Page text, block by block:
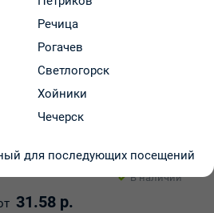
о 500мг упаковка №10
A.S.
В наличии
31.58 р.
Речица
Рогачев
Светлогорск
Хойники
Чечерск
для последующих посещений